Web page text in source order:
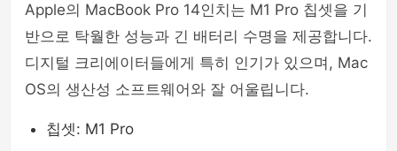
Apple의 MacBook Pro 14인치는 M1 Pro 칩셋을 기
반으로 탁월한 성능과 긴 배터리 수명을 제공합니다.
디지털 크리에이터들에게 특히 인기가 있으며, Mac
OS의 생산성 소프트웨어와 잘 어울립니다.
칩셋: M1 Pro